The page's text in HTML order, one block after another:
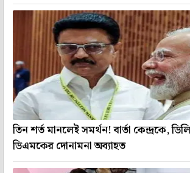
তিন শর্ত মানলেই সমর্থন! বার্তা কেন্দ্রকে,
ডিএমকের দোনামনা অব্যাহত